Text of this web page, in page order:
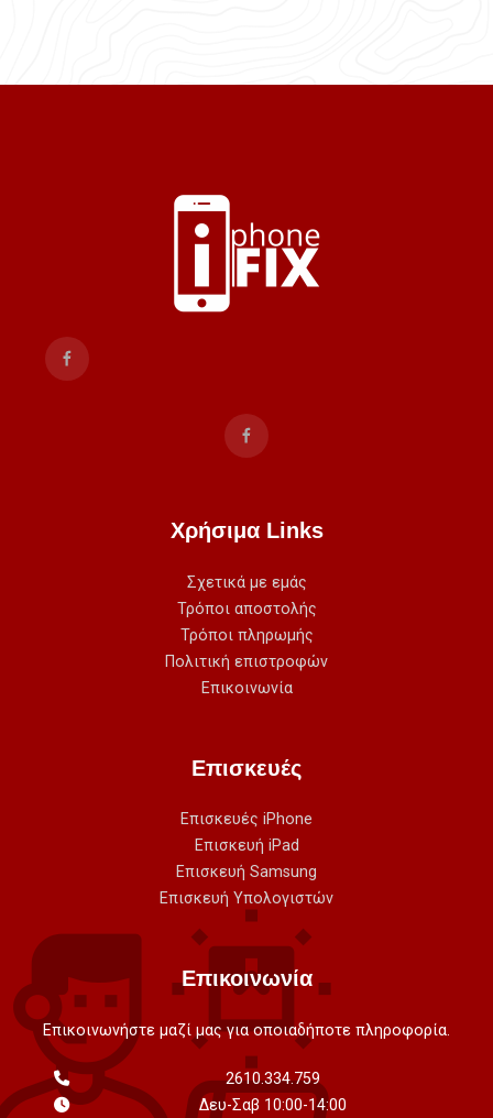
Χρήσιμα Links
Σχετικά με εμάς
Τρόποι αποστολής
Τρόποι πληρωμής
Πολιτική επιστροφών
Επικοινωνία
Επισκευές
Επισκευές iPhone
Επισκευή iPad
Επισκευή Samsung
Επισκευή Υπολογιστών
Επικοινωνία
Επικοινωνήστε μαζί μας για οποιαδήποτε πληροφορία.
2610.334.759
Δευ-Σαβ 10:00-14:00